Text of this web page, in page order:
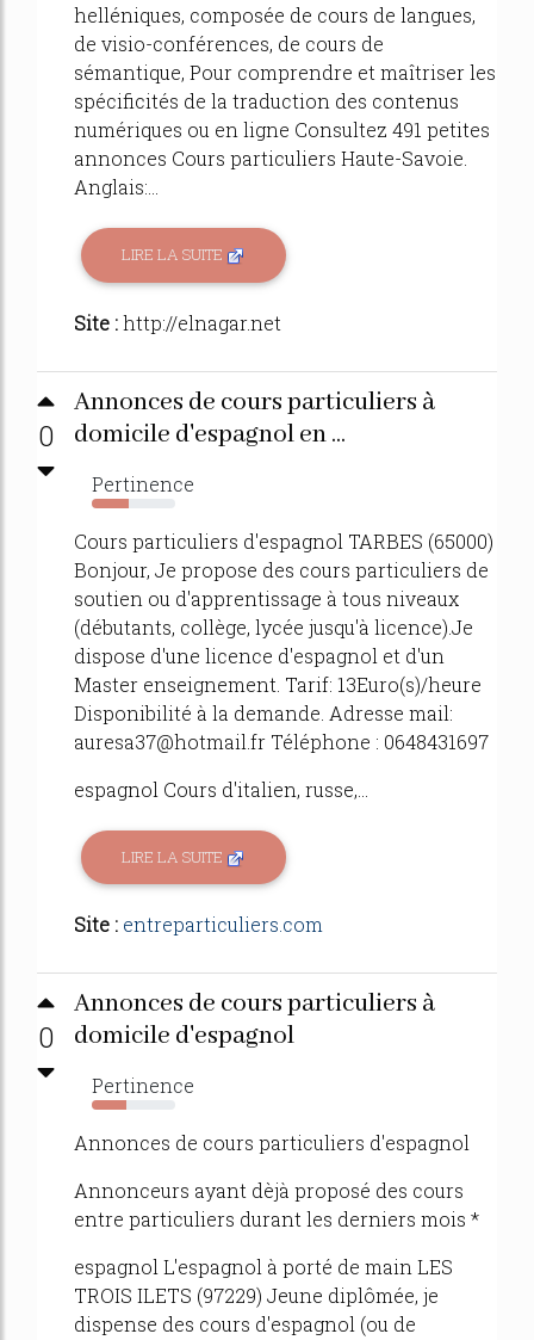
helléniques, composée de cours de langues,
de visio-conférences, de cours de
sémantique, Pour comprendre et maîtriser les
spécificités de la traduction des contenus
numériques ou en ligne Consultez 491 petites
annonces Cours particuliers Haute-Savoie.
Anglais:...
LIRE LA SUITE
Site :http://elnagar.net
0
Annonces de cours particuliers à
domicile d'espagnol en ...
Pertinence
44%
Cours particuliers d'espagnol TARBES (65000)
Bonjour, Je propose des cours particuliers de
soutien ou d'apprentissage à tous niveaux
(débutants, collège, lycée jusqu'à licence).Je
dispose d'une licence d'espagnol et d'un
Master enseignement. Tarif: 13Euro(s)/heure
Disponibilité à la demande. Adresse mail:
auresa37@hotmail.fr Téléphone : 0648431697
espagnol Cours d'italien, russe,...
LIRE LA SUITE
Site : entreparticuliers.com
0
Annonces de cours particuliers à
domicile d'espagnol
Pertinence
42%
Annonces de cours particuliers d'espagnol
Annonceurs ayant dèjà proposé des cours
entre particuliers durant les derniers mois *
espagnol L'espagnol à porté de main LES
TROIS ILETS (97229) Jeune diplômée, je
dispense des cours d'espagnol (ou de